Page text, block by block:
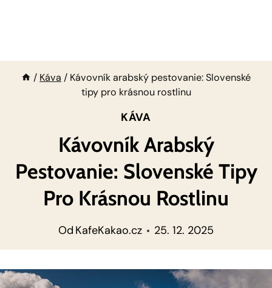
/ Káva / Kávovník arabský pestovanie: Slovenské
tipy pro krásnou rostlinu
KÁVA
Kávovník Arabský
Pestovanie: Slovenské Tipy
Pro Krásnou Rostlinu
Od KafeKakao.cz 25. 12. 2025